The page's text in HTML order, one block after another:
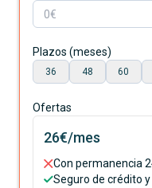
Plazos (meses)
36 48 60
Ofertas
26€/mes
Con permanencia
Seguro de crédito